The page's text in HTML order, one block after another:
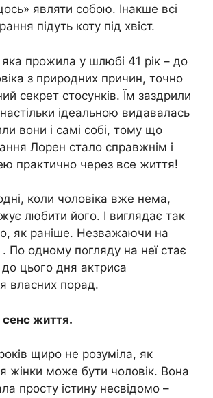
являти собою. Інакше всі
підуть коту під хвіст.
прожила у шлюбі 41 рік – до
з природних причин, точно
секрет стосунків. Їм заздрили
ідеальною видавалась
вони і самі собі, тому що
Лорен стало справжнім і
практично через все життя!
коли чоловіка вже нема,
любити його. І виглядає так
як раніше. Незважаючи на
. По одному погляду на неї стає
до цього дня актриса
власних порад.
сенс життя.
щиро не розуміла, як
жінки може бути чоловік. Вона
просту істину несвідомо –